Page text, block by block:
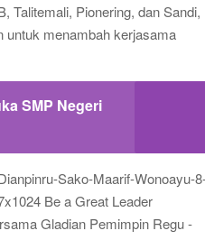
Talitemali, Pionering, dan Sandi,
untuk menambah kerjasama
SMP Negeri